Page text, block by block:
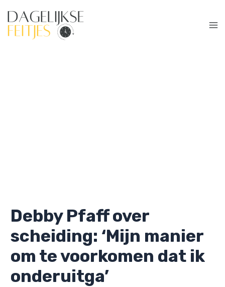
naar
Debby Pfaff over
scheiding: ‘Mijn manier
om te voorkomen dat ik
onderuitga’